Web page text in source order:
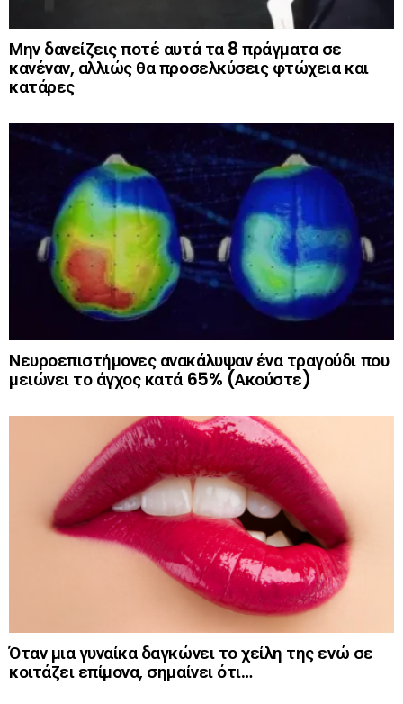
Μην δανείζεις ποτέ αυτά τα 8 πράγματα σε
κανέναν, αλλιώς θα προσελκύσεις φτώχεια και
κατάρες
Νευροεπιστήμονες ανακάλυψαν ένα τραγούδι που
μειώνει το άγχος κατά 65% (Ακούστε)
Όταν μια γυναίκα δαγκώνει το χείλη της ενώ σε
κοιτάζει επίμονα, σημαίνει ότι…